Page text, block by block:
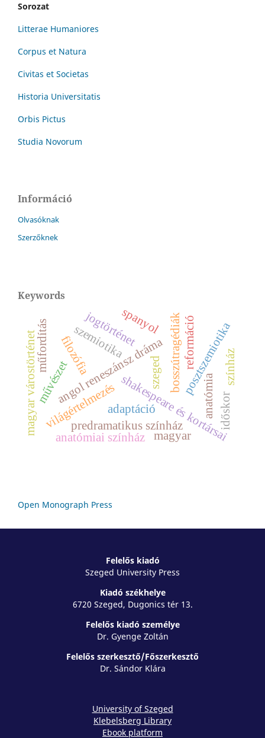
Sorozat
Litterae Humaniores
Corpus et Natura
Civitas et Societas
Historia Universitatis
Orbis Pictus
Studia Novorum
Információ
Olvasóknak
Szerzőknek
Keywords
shakespeare és kortársai
angol reneszánsz drámabosszútragédiák
adaptáció
szemiotika posztszemiotika
predramatikus színház
reformáció
anatómia
anatómiai színház
filozófia
világértelmezés
művészet
időskor
jogtörténet
magyar várostörténet szeged
műfordítás színház
spanyol
magyar
Open Monograph Press
Felelős kiadó
Szeged University Press
Kiadó székhelye
6720 Szeged, Dugonics tér 13.
Felelős kiadó személye
Dr. Gyenge Zoltán
Felelős szerkesztő/Főszerkesztő
Dr. Sándor Klára
University of Szeged
Klebelsberg Library
Ebook platform